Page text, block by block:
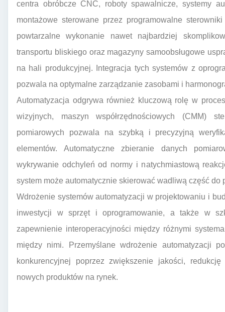
centra obróbcze CNC, roboty spawalnicze, systemy
montażowe sterowane przez programowalne
powtarzalne wykonanie nawet najbardziej
transportu bliskiego oraz magazyny samoobsługowe
na hali produkcyjnej. Integracja tych systemów z
pozwala na optymalne zarządzanie zasobami i
Automatyzacja odgrywa również kluczową rolę w
wizyjnych, maszyn współrzędnościowych (CMM)
pomiarowych pozwala na szybką i precyzyjną
elementów. Automatyczne zbieranie danych
wykrywanie odchyleń od normy i natychmiastową
system może automatycznie skierować wadliwą część do
Wdrożenie systemów automatyzacji w projektowaniu i
inwestycji w sprzęt i oprogramowanie, a także w
zapewnienie interoperacyjności między różnymi
między nimi. Przemyślane wdrożenie automatyzacji
konkurencyjnej poprzez zwiększenie jakości,
nowych produktów na rynek.